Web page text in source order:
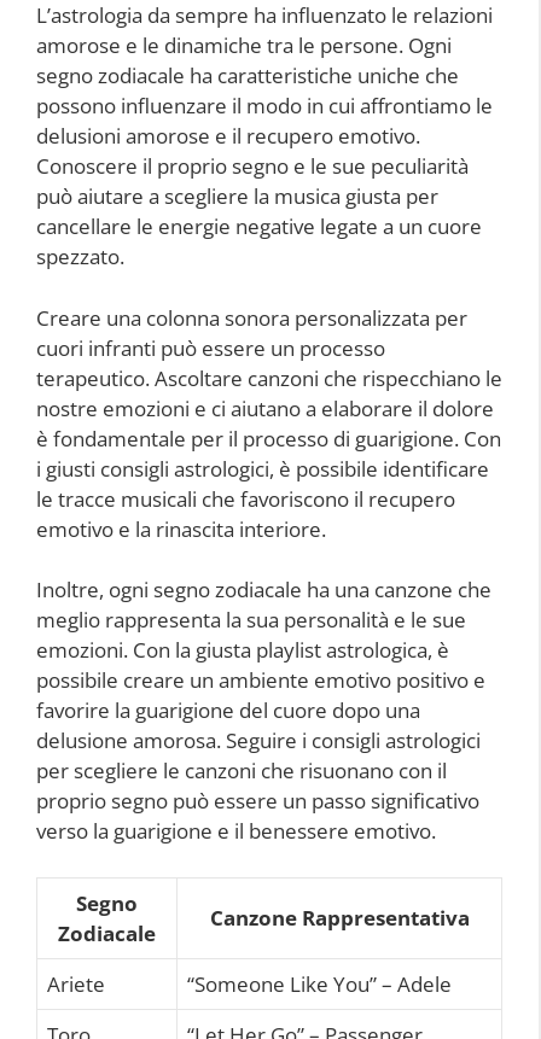
L’astrologia da sempre ha influenzato le relazioni
amorose e le dinamiche tra le persone. Ogni
segno zodiacale ha caratteristiche uniche che
possono influenzare il modo in cui affrontiamo le
delusioni amorose e il recupero emotivo.
Conoscere il proprio segno e le sue peculiarità
può aiutare a scegliere la musica giusta per
cancellare le energie negative legate a un cuore
spezzato.
Creare una colonna sonora personalizzata per
cuori infranti può essere un processo
terapeutico. Ascoltare canzoni che rispecchiano le
nostre emozioni e ci aiutano a elaborare il dolore
è fondamentale per il processo di guarigione. Con
i giusti consigli astrologici, è possibile identificare
le tracce musicali che favoriscono il recupero
emotivo e la rinascita interiore.
Inoltre, ogni segno zodiacale ha una canzone che
meglio rappresenta la sua personalità e le sue
emozioni. Con la giusta playlist astrologica, è
possibile creare un ambiente emotivo positivo e
favorire la guarigione del cuore dopo una
delusione amorosa. Seguire i consigli astrologici
per scegliere le canzoni che risuonano con il
proprio segno può essere un passo significativo
verso la guarigione e il benessere emotivo.
Segno
Zodiacale
Canzone Rappresentativa
Ariete
“Someone Like You” – Adele